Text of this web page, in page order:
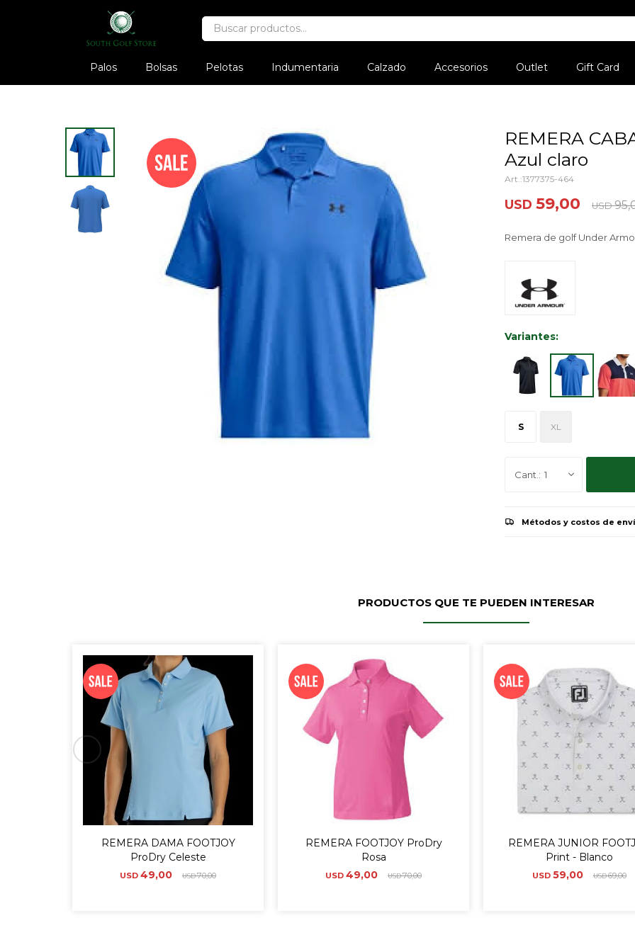
Palos Bolsas Pelotas Indumentaria Calzado Accesorios Outlet Gift Card
REMERA
Azul claro
1377375-464
USD 59,00 USD
Remera de golf Under
Variantes:
S XL
1
Métodos y costos de
PRODUCTOS QUE TE PUEDEN INTERESAR
REMERA DAMA FOOTJOY
ProDry Celeste
USD 49,00 USD70,00
REMERA FOOTJOY ProDry
Rosa
USD 49,00 USD70,00
REMERA JUNIOR
Print - Blanco
USD 59,00 USD69,00